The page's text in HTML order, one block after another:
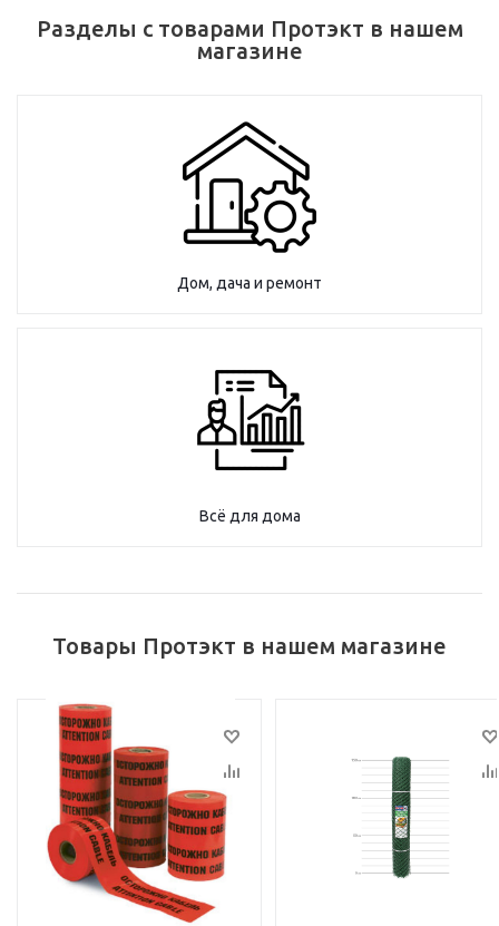
Разделы с товарами Протэкт в нашем
магазине
Дом, дача и ремонт
Всё для дома
Товары Протэкт в нашем магазине